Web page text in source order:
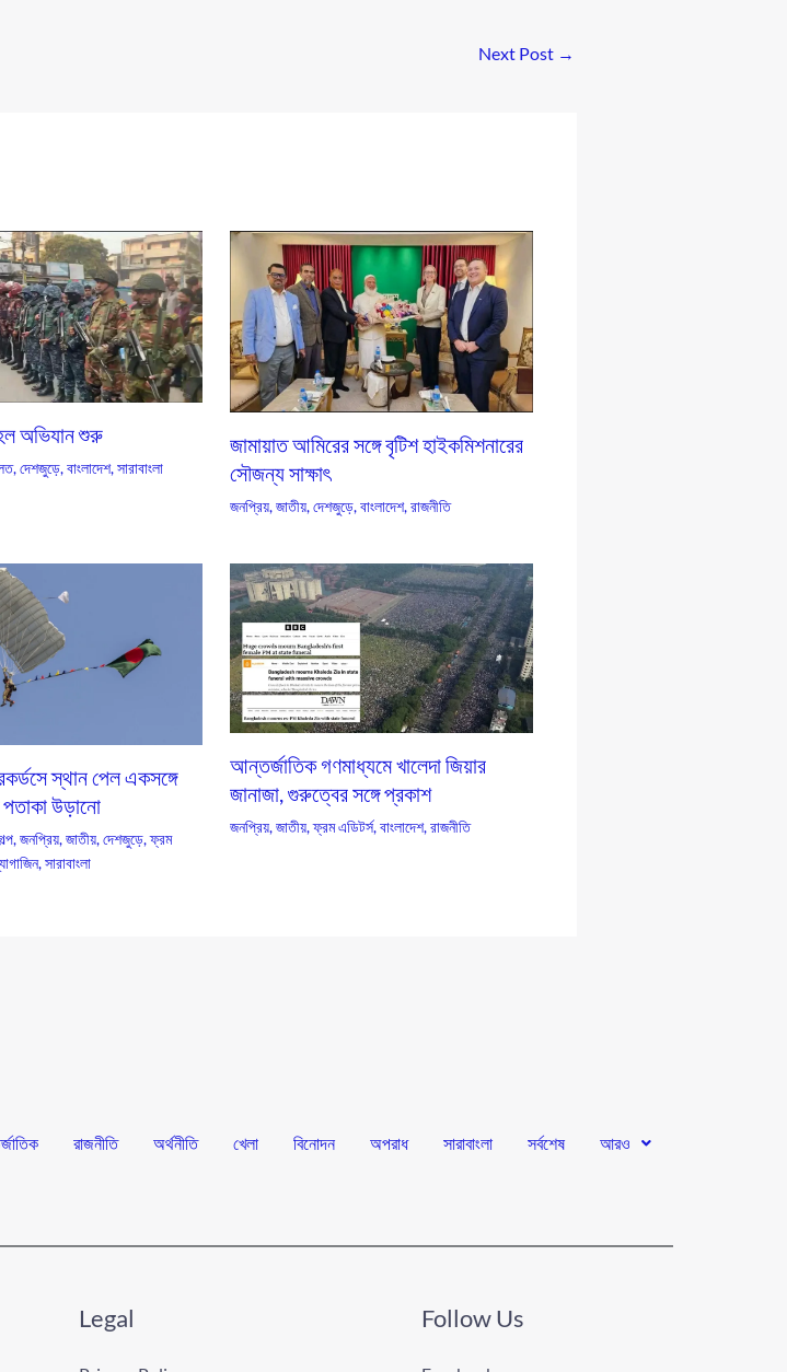
Next Post →
অভিযান শুরু
,দেশজুড়ে,বাংলাদেশ,সারাবাংলা
জামায়াত আমিরের সঙ্গে বৃটিশ হাইকমিশনারের
সৌজন্য সাক্ষাৎ
জনপ্রিয়,জাতীয়,দেশজুড়ে,বাংলাদেশ,রাজনীতি
স্থান পেল একসঙ্গে
পতাকা উড়ানো
,জনপ্রিয়,জাতীয়,দেশজুড়ে,ফ্রম
,সারাবাংলা
আন্তর্জাতিক গণমাধ্যমে খালেদা জিয়ার
জানাজা, গুরুত্বের সঙ্গে প্রকাশ
জনপ্রিয়,জাতীয়,ফ্রম এডিটর্স,বাংলাদেশ,রাজনীতি
রাজনীতি অর্থনীতি খেলা বিনোদন অপরাধ সারাবাংলা সর্বশেষ আরও
Legal Follow Us